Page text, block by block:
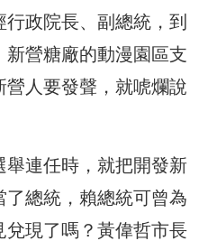
政院長、副總統，到
營糖廠的動漫園區支
人要發聲，就唬爛說
舉連任時，就把開發新
總統，賴總統可曾為
兌現了嗎？黃偉哲市長